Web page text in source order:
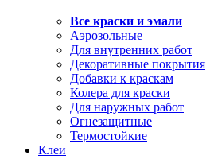
Все краски и эмали
Аэрозольные
Для внутренних работ
Декоративные покрытия
Добавки к краскам
Колера для краски
Для наружных работ
Огнезащитные
Термостойкие
Клеи